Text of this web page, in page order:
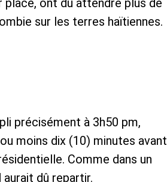
sur les terres haïtiennes.
précisément à 3h50 pm,
moins dix (10) minutes avant
Comme dans un
dû repartir.